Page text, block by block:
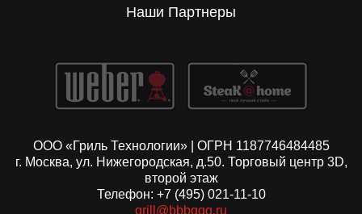
Наши Партнеры
ООО «Гриль Технологии» | ОГРН 1187746484485
г. Москва, ул. Нижегородская, д.50. Торговый центр 3D,
второй этаж
Телефон: +7 (495) 021-11-10
grill@bbbqqq.ru